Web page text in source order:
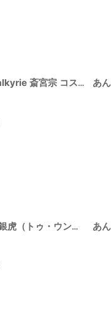
[191569]
あんさんぶるスターズ!! あんスタ Music Valkyrie 斎宮宗 コスプレ衣装
PLAVE JP 1ST SINGLE 「かくれんぼ」 都銀虎（トゥ・ウンホ）コスプレ衣装